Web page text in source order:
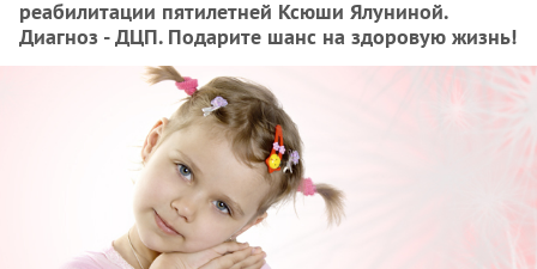
реабилитации пятилетней Ксюши Ялуниной.
Диагноз - ДЦП. Подарите шанс на здоровую жизнь!